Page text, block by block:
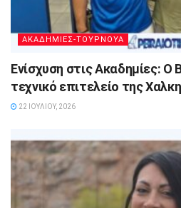
ΑΚΑΔΗΜΙΕΣ-ΤΟΥΡΝΟΥΑ
Ενίσχυση στις Ακαδημίες: Ο
τεχνικό επιτελείο της
22 ΙΟΥΛΊΟΥ, 2026